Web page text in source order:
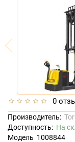
0
Производитель:
Доступность: На
Модель 1008844